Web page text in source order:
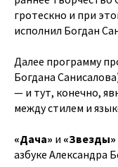
гротескно и при
исполнил Богдан
Далее программу
Богдана
— и тут, конечно,
между стилем и
«Дача» и «Звезды»
азбуке Александра